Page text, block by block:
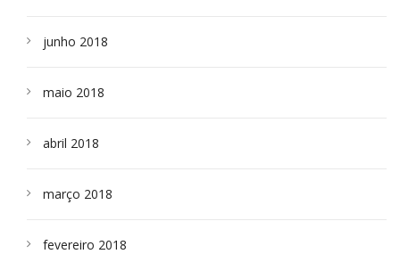
junho 2018
maio 2018
abril 2018
março 2018
fevereiro 2018